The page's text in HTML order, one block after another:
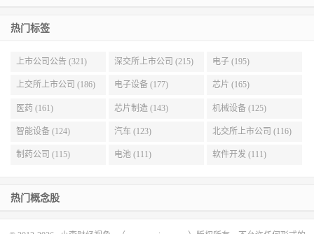
热门标签
上市公司公告 (321) 深交所上市公司 (215) 电子 (195)
上交所上市公司 (186) 电子设备 (177) 芯片 (165)
医药 (161) 芯片制造 (143) 机械设备 (125)
智能设备 (124) 汽车 (123) 北交所上市公司 (116)
制药公司 (115) 电池 (111) 软件开发 (111)
热门概念股